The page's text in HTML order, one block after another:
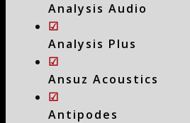
Analysis Audio
☑
Analysis Plus
☑
Ansuz Acoustics
☑
Antipodes